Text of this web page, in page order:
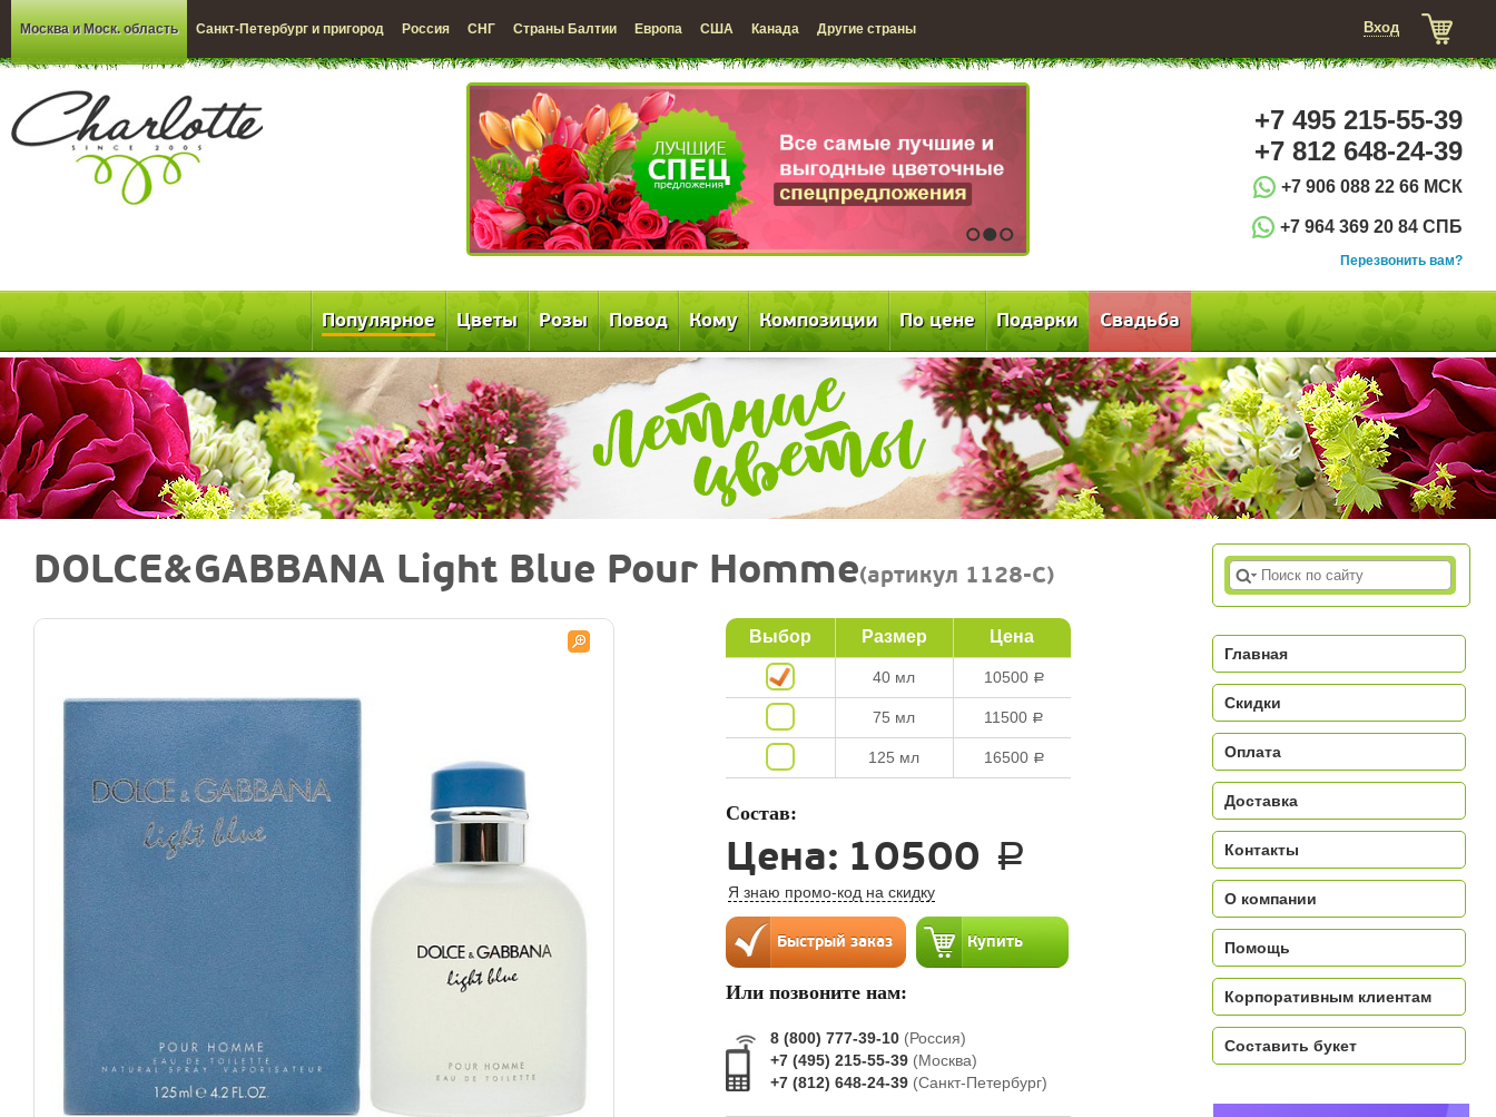
Москва и Моск. область Санкт-Петербург и пригород Россия СНГ Страны Балтии Европа США Канада Другие страны Вход
1 2 3
+7 495 215-55-39
+7 812 648-24-39
+7 906 088 22 66 МСК
+7 964 369 20 84 СПБ
Перезвонить вам?
Популярное Цветы Розы Повод Кому Композиции По цене Подарки Свадьба
DOLCE&GABBANA Light Blue Pour Homme(артикул 1128-C)
Выбор Размер Цена
40 мл 10500 a
75 мл 11500 a
125 мл 16500 a
Состав:
Цена: 10500 a
Я знаю промо-код на скидку
Или позвоните нам:
8 (800) 777-39-10 (Россия)
+7 (495) 215-55-39 (Москва)
+7 (812) 648-24-39 (Санкт-Петербург)
Главная
Скидки
Оплата
Доставка
Контакты
О компании
Помощь
Корпоративным клиентам
Составить букет